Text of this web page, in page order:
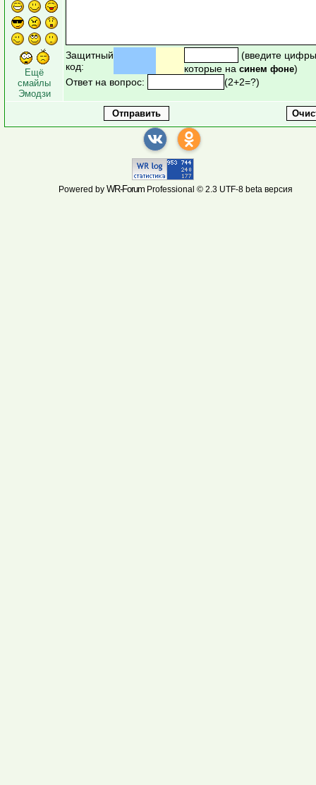
Ещё
смайлы
Эмодзи
Защитный
код:
(введите
которые на синем фоне)
Ответ на вопрос:
(2+2=?)
Powered by WR-ForumProfessional © 2.3 UTF-8 beta версия